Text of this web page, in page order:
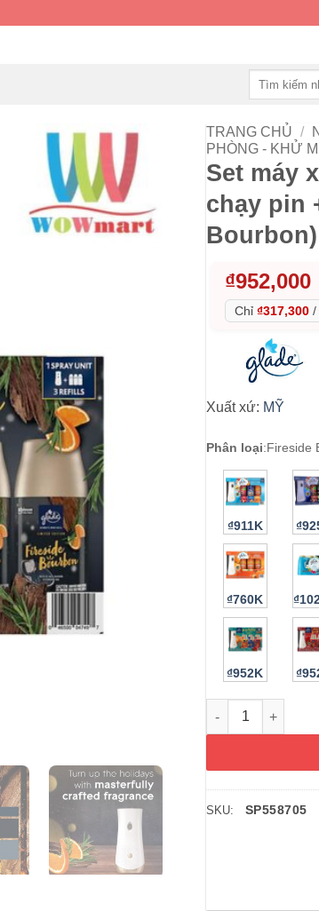
TRANG CHỦ /
PHÒNG - KHỬ
Set máy
chạy pin
Bourbon)
₫952,000
Chỉ ₫317,300 /
Xuất xứ: MỸ
Phân loại:Fireside
₫911K
₫760K
₫952K
Set máy xịt thơm
SKU: SP558705